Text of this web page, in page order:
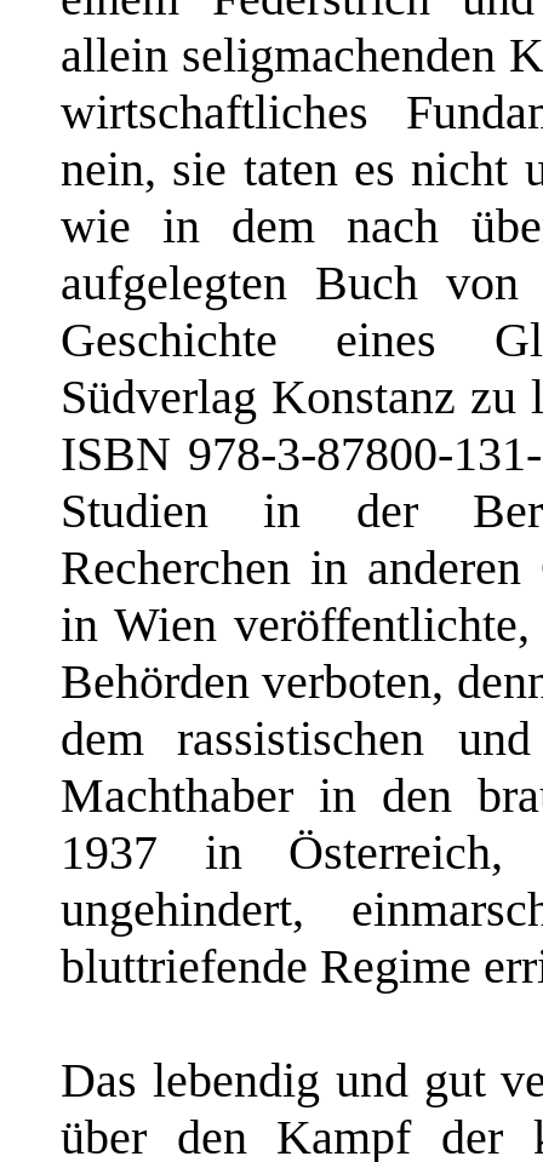
allein seligmachenden
wirtschaftliches
nein, sie taten es nicht
wie in dem nach
aufgelegten Buch
Geschichte eines
Südverlag Konstanz zu
ISBN 978-3-87800-
Studien in der
Recherchen in
in Wien
Behörden verboten,
dem rassistischen
Machthaber in den
1937 in Österreich,
ungehindert,
bluttriefende Regime
Das lebendig und gut
über den Kampf der